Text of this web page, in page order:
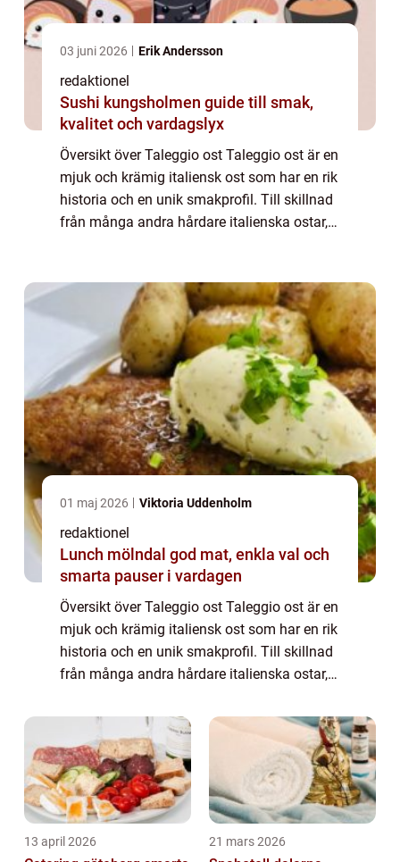
03 juni 2026 Erik Andersson
redaktionel
Sushi kungsholmen guide till smak,
kvalitet och vardagslyx
Översikt över Taleggio ost Taleggio ost är en
mjuk och krämig italiensk ost som har en rik
historia och en unik smakprofil. Till skillnad
från många andra hårdare italienska ostar,
01 maj 2026 Viktoria Uddenholm
redaktionel
Lunch mölndal god mat, enkla val och
smarta pauser i vardagen
Översikt över Taleggio ost Taleggio ost är en
mjuk och krämig italiensk ost som har en rik
historia och en unik smakprofil. Till skillnad
från många andra hårdare italienska ostar,
slät, smörig konsistens...
13 april 2026 21 mars 2026